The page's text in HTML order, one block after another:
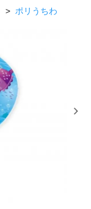
> ポリうちわ